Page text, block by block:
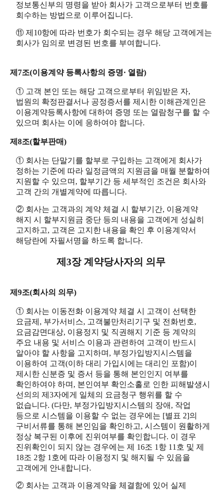
정보통신부의 명령을 받아 회사가 고객으로부터 번호를
회수하는 방법으로 이루어집니다.
⑪ 제10항에 따라 번호가 회수되는 경우 해당 고객에게는
회사가 임의로 변경된 번호를 부여합니다.
제7조(이용계약 등록사항의 증명· 열람)
① 고객 본인 또는 해당 고객으로부터 위임받은 자,
법원의 확정판결서나 공정증서를 제시한 이해관계인은
이용계약등록사항에 대하여 증명 또는 열람청구를 할 수
있으며 회사는 이에 응하여야 합니다.
제8조(할부판매)
① 회사는 단말기를 할부로 구입하는 고객에게 회사가
정하는 기준에 따라 일정금액의 지원금을 매월 분할하여
지원할 수 있으며, 할부기간 등 세부적인 조건은 회사와
고객 간의 개별계약에 따릅니다.
② 회사는 고객과의 계약 체결 시 할부기간, 이용계약
해지 시 할부지원금 중단 등의 내용을 고객에게 성실히
고지하고, 고객은 고지한 내용을 확인 후 이용계약서
해당란에 자필서명을 하도록 합니다.
제3장 계약당사자의 의무
제9조(회사의 의무)
① 회사는 이동전화 이용계약 체결 시 고객이 선택한
요금제, 부가서비스, 고객불만처리기구 및 전화번호,
요금감면대상, 이용정지 및 직권해지 기준 등 계약의
주요 내용 및 서비스 이용과 관련하여 고객이 반드시
알아야 할 사항을 고지하며, 부정가입방지시스템을
이용하여 고객(이하 대리 가입시에는 대리인 포함)이
제시한 신분증 및 증서 등을 통해 본인인지 여부를
확인하여야 하며, 본인여부 확인소홀로 인한 피해발생시
선의의 제3자에게 일체의 요금청구 행위를 할 수
없습니다. (다만, 부정가입방지시스템의 장애, 작업
등으로 시스템을 이용할 수 없는 경우에는 [별표 2]의
구비서류를 통해 본인임을 확인하고, 시스템이 원활하게
정상 복구된 이후에 진위여부를 확인합니다. 이 경우
진위확인이 되지 않는 경우에는 제 16조 1항 11호 및 제
18조 2항 1호에 따라 이용정지 및 해지될 수 있음을
고객에게 안내합니다.
② 회사는 고객과 이용계약을 체결함에 있어 실제